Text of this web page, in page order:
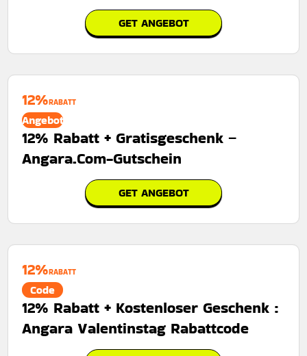
GET ANGEBOT
12%RABATT
Angebot
12% Rabatt + Gratisgeschenk –
Angara.Com-Gutschein
GET ANGEBOT
12%RABATT
Code
12% Rabatt + Kostenloser Geschenk :
Angara Valentinstag Rabattcode